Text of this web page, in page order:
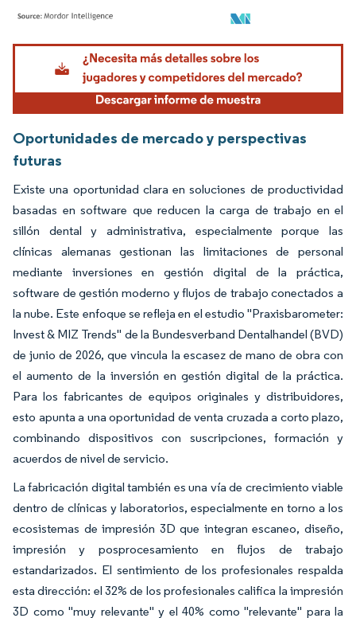
Imagen © Mordor Intelligence. El uso requiere atribución según CC BY 4.0.
Oportunidades de mercado y perspectivas
futuras
Existe una oportunidad clara en soluciones de productividad
basadas en software que reducen la carga de trabajo en el
sillón dental y administrativa, especialmente porque las
clínicas alemanas gestionan las limitaciones de personal
mediante inversiones en gestión digital de la práctica,
software de gestión moderno y flujos de trabajo conectados a
la nube. Este enfoque se refleja en el estudio "Praxisbarometer:
Invest & MIZ Trends" de la Bundesverband Dentalhandel (BVD)
de junio de 2026, que vincula la escasez de mano de obra con
el aumento de la inversión en gestión digital de la práctica.
Para los fabricantes de equipos originales y distribuidores,
esto apunta a una oportunidad de venta cruzada a corto plazo,
combinando dispositivos con suscripciones, formación y
acuerdos de nivel de servicio.
La fabricación digital también es una vía de crecimiento viable
dentro de clínicas y laboratorios, especialmente en torno a los
ecosistemas de impresión 3D que integran escaneo, diseño,
impresión y posprocesamiento en flujos de trabajo
estandarizados. El sentimiento de los profesionales respalda
esta dirección: el 32% de los profesionales califica la impresión
3D como "muy relevante" y el 40% como "relevante" para la